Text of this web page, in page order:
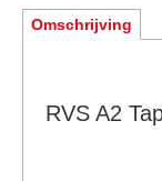
Omschrijving
RVS A2